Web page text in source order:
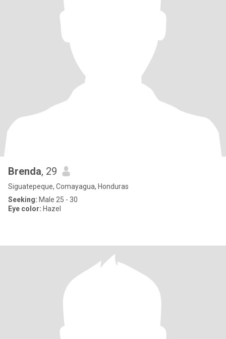
Brenda, 29
Siguatepeque, Comayagua, Honduras
Seeking: Male 25 - 30
Eye color: Hazel